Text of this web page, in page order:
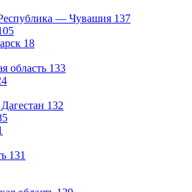
— Чувашия 137
18
область 133
132
131